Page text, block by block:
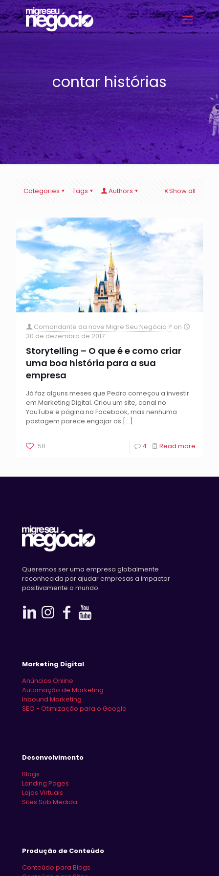
contar histórias
Categories Tags Authors Show all
Comandante da nave Migre Seu Negócio ? on
30 de dezembro de 2017
Storytelling – O que é e como criar
uma boa história para a sua
empresa
Já faz alguns meses que Pedro começou a investir
em Marketing Digital. Criou um site, canal no
YouTube e página no Facebook, mas nenhuma
postagem parece engajar os […]
58 4 Read more
Queremos ser uma empresa globalmente
reconhecida por ajudar empresas a impactar
positivamente o mundo.
Marketing Digital
Anúncios Online
Automação de Marketing
Inbound Marketing
SEO - Otimização para o Google
Desenvolvimento
Blogs
Landing Pages
Lojas Virtuais
Sites Sob Medida
Produção de Conteúdo
Conteúdo para Blogs